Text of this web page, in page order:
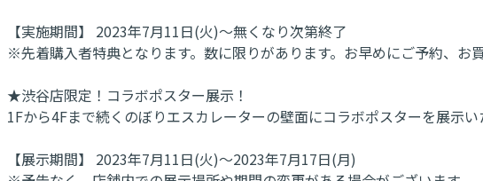
【実施期間】 2023年7月11日(火)～無くなり次第終了
※先着購入者特典となります。数に限りがあります。お早めにご予約、お
★渋谷店限定！コラボポスター展示！
1Fから4Fまで続くのぼりエスカレーターの壁面にコラボポスターを展示い
【展示期間】 2023年7月11日(火)～2023年7月17日(月)